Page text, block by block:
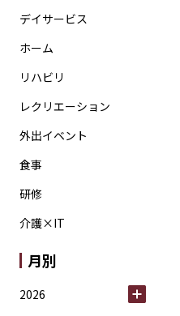
デイサービス
ホーム
リハビリ
レクリエーション
外出イベント
食事
研修
介護×IT
月別
2026